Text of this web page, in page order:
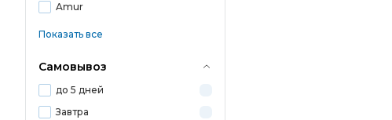
Amur
Показать все
Самовывоз
до 5 дней
Завтра